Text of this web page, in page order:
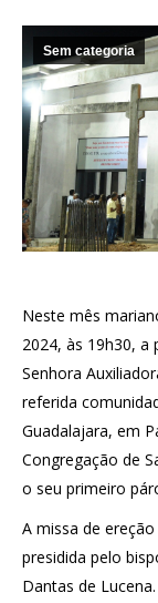
Sem categoria
Neste mês
2024, às 19h30, a
Senhora
referida
Guadalajara, em
Congregação de
o seu primeiro
A missa de
presidida pelo
Dantas de Lucena.